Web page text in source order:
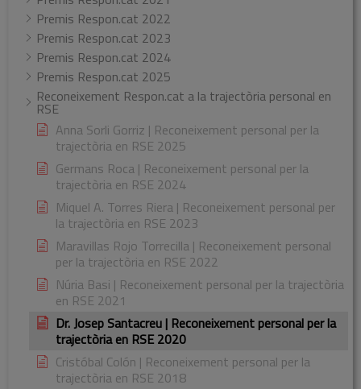
Premis Respon.cat 2022
Premis Respon.cat 2023
Premis Respon.cat 2024
Premis Respon.cat 2025
Reconeixement Respon.cat a la trajectòria personal en
RSE
Anna Sorli Gorriz | Reconeixement personal per la
trajectòria en RSE 2025
Germans Roca | Reconeixement personal per la
trajectòria en RSE 2024
Miquel A. Torres Riera | Reconeixement personal per
la trajectòria en RSE 2023
Maravillas Rojo Torrecilla | Reconeixement personal
per la trajectòria en RSE 2022
Núria Basi | Reconeixement personal per la trajectòria
en RSE 2021
Dr. Josep Santacreu | Reconeixement personal per la
trajectòria en RSE 2020
Cristóbal Colón | Reconeixement personal per la
trajectòria en RSE 2018